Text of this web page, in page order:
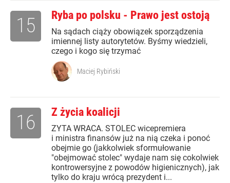
Ryba po polsku - Prawo jest ostoją
Na sądach ciąży obowiązek sporządzenia
imiennej listy autorytetów. Byśmy wiedzieli,
czego i kogo się trzymać
15
Maciej Rybiński
Z życia koalicji
ZYTA WRACA. STOLEC wicepremiera
i ministra finansów już na nią czeka i ponoć
obejmie go (jakkolwiek sformułowanie
"obejmować stolec" wydaje nam się cokolwiek
kontrowersyjne z powodów higienicznych), jak
tylko do kraju wrócą prezydent i...
16